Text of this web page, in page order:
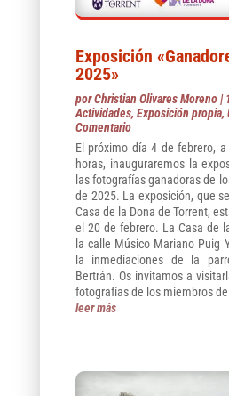
Exposición
2025»
porChristian Olivares Moreno|
Actividades, Exposición propia,
Comentario
El próximo día 4 de febrero,
horas, inauguraremos la
las fotografías ganadoras de
de 2025. La exposición, que
Casa de la Dona de Torrent,
el 20 de febrero. La Casa de
la calle Músico Mariano Puig
la inmediaciones de la
Bertrán. Os invitamos a
fotografías de los miembros
leer más